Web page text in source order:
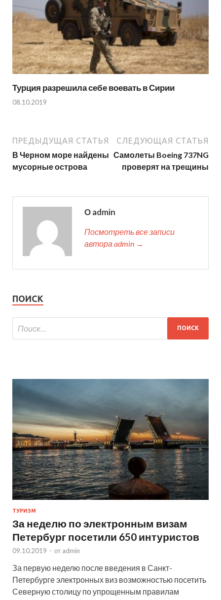
Турция разрешила себе воевать в Сирии
08.10.2019
ПРЕДЫДУЩАЯ СТАТЬЯ
В Черном море найдены
мусорные острова
СЛЕДУЮЩАЯ СТАТЬЯ
Самолеты Boeing 737NG
проверят на трещины
О admin
Посмотреть все записи
автора admin →
ПОИСК
ТУРИЗМ
За неделю по электронным визам
Петербург посетили 650 интуристов
09.10.2019 - от admin
За первую неделю после введения в Санкт-
Петербурге электронных виз возможностью посетить
Северную столицу по упрощенным правилам